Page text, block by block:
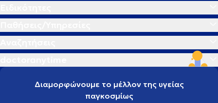
Διαμορφώνουμε το μέλλον της υγείας
παγκοσμίως